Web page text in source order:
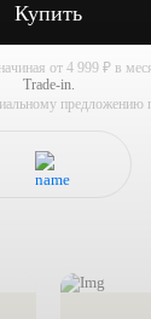
Купить
начиная от 4 999 ₽ в
Trade-in.
предложению